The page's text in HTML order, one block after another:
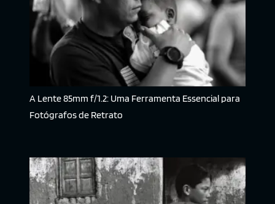
A Lente 85mm f/1.2: Uma Ferramenta Essencial para
Fotógrafos de Retrato